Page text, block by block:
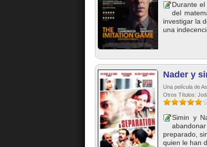
Durante
del
investigar la
una
Nader y
Una película de
Otros Títulos:
Simin y
preparado,
quien le han